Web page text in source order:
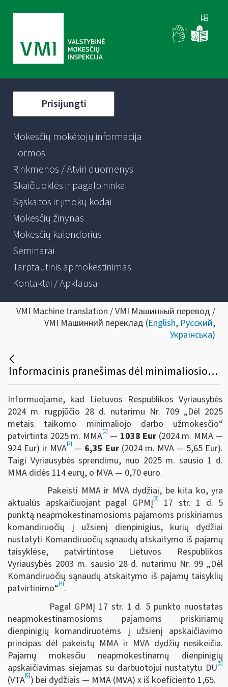
Prisijungti
Mokesčių mokėtojų informacija
Formos
Rinkmenos / Atviri duomenys
Skaičiuoklės ir pagalbininkai
Sąskaitos ir įmokų kodai
Mokesčių žinynas
Mokesčių kalendorius
Seminarai
Tarptautinis apmokestinimas
Kontaktai / Apklausa
VMI Machine translation / VMI Машинный перевод /
VMI Машинний переклад (English, Русский,
Українська)
Informacinis pranešimas dėl minimaliosios mėnesinės algos dydžio 2025 metais
Informuojame, kad Lietuvos Respublikos Vyriausybės
2024 m. rugpjūčio 28 d. nutarimu Nr. 709 „Dėl 2025
metais taikomo minimaliojo darbo užmokesčio“
patvirtinta 2025 m. MMA[1] — 1038 Eur (2024 m. MMA —
924 Eur) ir MVA[2] — 6,35 Eur (2024 m. MVA — 5,65 Eur).
Taigi Vyriausybės sprendimu, nuo 2025 m. sausio 1 d.
MMA didės 114 eurų, o MVA — 0,70 euro.
Pakeisti MMA ir MVA dydžiai, be kita ko, yra
aktualūs apskaičiuojant pagal GPMĮ[3]
17 str. 1 d. 5
punktą neapmokestinamosioms pajamoms priskiriamus
komandiruočių į užsienį dienpinigius, kurių dydžiai
nustatyti Komandiruočių sąnaudų atskaitymo iš pajamų
taisyklėse, patvirtintose Lietuvos Respublikos
Vyriausybės 2003 m. sausio 28 d. nutarimu Nr. 99 „Dėl
Komandiruočių sąnaudų atskaitymo iš pajamų taisyklių
patvirtinimo“[4].
Pagal GPMĮ 17 str. 1 d. 5 punkto nuostatas
neapmokestinamosioms pajamoms priskiriamų
dienpinigių komandiruotėms į užsienį apskaičiavimo
principas dėl pakeistų MMA ir MVA dydžių nesikeičia.
Pajamų mokesčiu neapmokestinamų dienpinigių
apskaičiavimas siejamas su darbuotojui nustatytu DU[5]
(VTA[6]) bei dydžiais — MMA (MVA) x iš koeficiento 1,65.